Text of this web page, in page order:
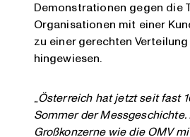
Demonstrationen gegen die
Organisationen mit einer
zu einer gerechten
hingewiesen.
„Österreich hat jetzt seit fast 1
Sommer der
Großkonzerne wie die OMV